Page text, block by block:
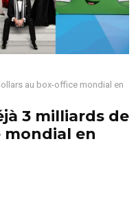
au box-office mondial en
3 milliards de
en